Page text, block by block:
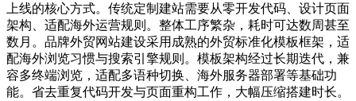
上线的核心方式。传统定制建站需要从零开发代码、设计页面
架构、适配海外运营规则。整体工序繁杂，耗时可达数周甚至
数月。品牌外贸网站建设采用成熟的外贸标准化模板框架，适
配海外浏览习惯与搜索引擎规则。模板架构经过长期迭代，兼
容多终端浏览，适配多语种切换、海外服务器部署等基础功
能。省去重复代码开发与页面重构工作，大幅压缩搭建时长。